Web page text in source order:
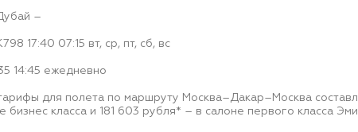
–
17:40 07:15 вт, ср, пт, сб, вс
14:45 ежедневно
для полета по маршруту Москва–Дакар–Москва
бизнес класса и 181 603 рубля* – в салоне первого класса